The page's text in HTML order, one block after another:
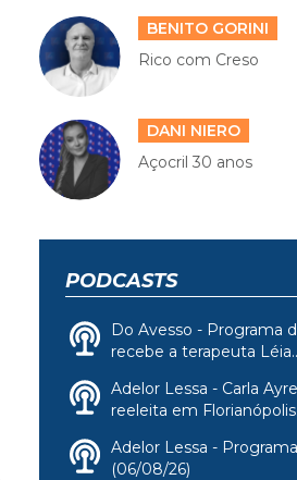
BENITO GORINI
Rico com Creso
DANI NIERO
Açocril 30 anos
PODCASTS
Do Avesso - Programa
recebe a terapeuta
Adelor Lessa - Carla
reeleita em
Adelor Lessa -
(06/08/26)